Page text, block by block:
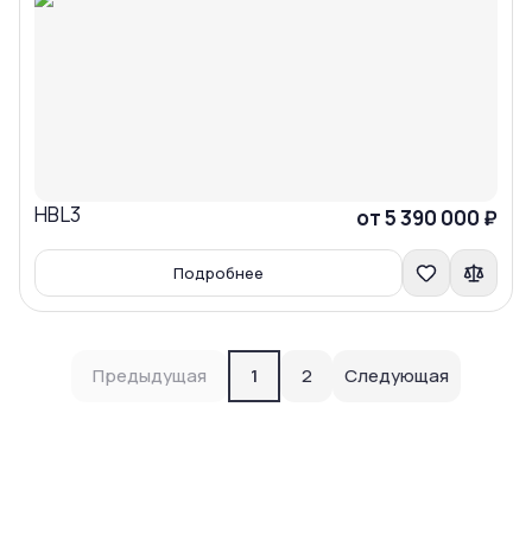
HBL3 от 5 390 000 ₽
Подробнее
Сравнить
Предыдущая 1 2 Следующая